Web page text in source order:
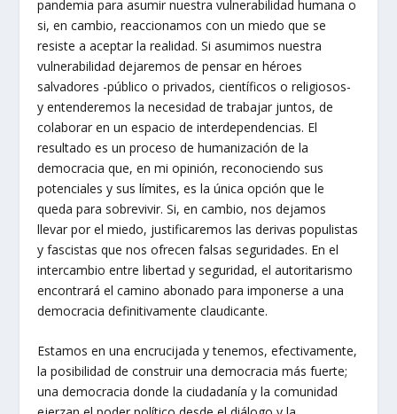
pandemia para asumir nuestra vulnerabilidad humana o
si, en cambio, reaccionamos con un miedo que se
resiste a aceptar la realidad. Si asumimos nuestra
vulnerabilidad dejaremos de pensar en héroes
salvadores -público o privados, científicos o religiosos-
y entenderemos la necesidad de trabajar juntos, de
colaborar en un espacio de interdependencias. El
resultado es un proceso de humanización de la
democracia que, en mi opinión, reconociendo sus
potenciales y sus límites, es la única opción que le
queda para sobrevivir. Si, en cambio, nos dejamos
llevar por el miedo, justificaremos las derivas populistas
y fascistas que nos ofrecen falsas seguridades. En el
intercambio entre libertad y seguridad, el autoritarismo
encontrará el camino abonado para imponerse a una
democracia definitivamente claudicante.
Estamos en una encrucijada y tenemos, efectivamente,
la posibilidad de construir una democracia más fuerte;
una democracia donde la ciudadanía y la comunidad